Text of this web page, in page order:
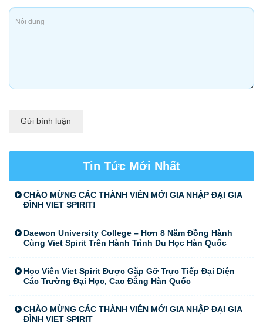
Gửi bình luận
Tin Tức Mới Nhất
CHÀO MỪNG CÁC THÀNH VIÊN MỚI GIA NHẬP ĐẠI GIA
ĐÌNH VIET SPIRIT!
Daewon University College – Hơn 8 Năm Đồng Hành
Cùng Viet Spirit Trên Hành Trình Du Học Hàn Quốc
Học Viên Viet Spirit Được Gặp Gỡ Trực Tiếp Đại Diện
Các Trường Đại Học, Cao Đẳng Hàn Quốc
CHÀO MỪNG CÁC THÀNH VIÊN MỚI GIA NHẬP ĐẠI GIA
ĐÌNH VIET SPIRIT